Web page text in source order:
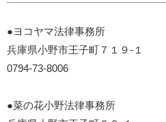
●ヨコヤマ法律事務所
兵庫県小野市王子町７１９-１
0794-73-8006
●菜の花小野法律事務所